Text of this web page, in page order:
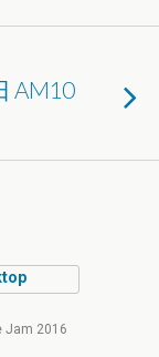
AM10
Jam 2016